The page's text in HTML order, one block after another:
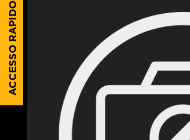
ACCESSO RAPIDO